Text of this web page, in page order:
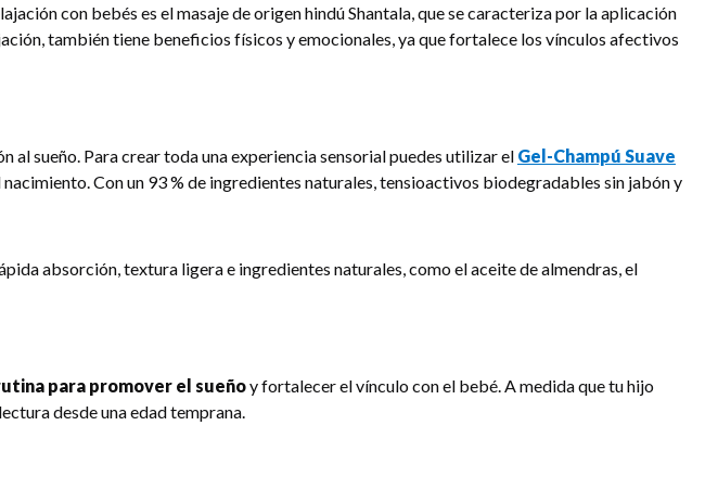
con bebés es el masaje de origen hindú Shantala, que se caracteriza por la aplicación
también tiene beneficios físicos y emocionales, ya que fortalece los vínculos afectivos
sueño. Para crear toda una experiencia sensorial puedes utilizar el Gel-Champú Suave
Con un 93 % de ingredientes naturales, tensioactivos biodegradables sin jabón y
absorción, textura ligera e ingredientes naturales, como el aceite de almendras, el
para promover el sueñoy fortalecer el vínculo con el bebé. A medida que tu hijo
desde una edad temprana.